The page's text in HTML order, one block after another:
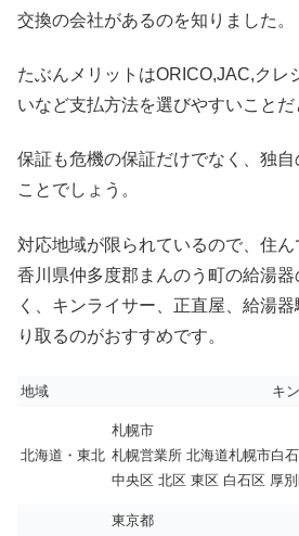
交換の会社があるのを知りました。
たぶんメリットはORICO,JAC,クレ
いなど支払方法を選びやすいことだ
保証も危機の保証だけでなく、独
ことでしょう。
対応地域が限られているので、住ん
香川県仲多度郡まんのう町の給湯
く、キンライサー、正直屋、給湯
り取るのがおすすめです。
地域 キ
北海道・東北
札幌市
札幌営業所 北海道札幌市白
中央区 北区 東区 白石区 厚
東京都